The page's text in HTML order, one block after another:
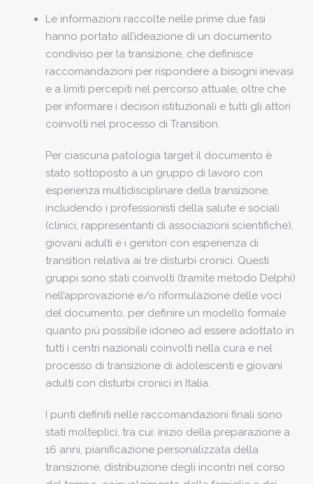
Le informazioni raccolte nelle prime due fasi
hanno portato all’ideazione di un documento
condiviso per la transizione, che definisce
raccomandazioni per rispondere a bisogni inevasi
e a limiti percepiti nel percorso attuale, oltre che
per informare i decisori istituzionali e tutti gli attori
coinvolti nel processo di Transition.
Per ciascuna patologia target il documento è
stato sottoposto a un gruppo di lavoro con
esperienza multidisciplinare della transizione,
includendo i professionisti della salute e sociali
(clinici, rappresentanti di associazioni scientifiche),
giovani adulti e i genitori con esperienza di
transition relativa ai tre disturbi cronici. Questi
gruppi sono stati coinvolti (tramite metodo Delphi)
nell’approvazione e/o riformulazione delle voci
del documento, per definire un modello formale
quanto più possibile idoneo ad essere adottato in
tutti i centri nazionali coinvolti nella cura e nel
processo di transizione di adolescenti e giovani
adulti con disturbi cronici in Italia.
I punti definiti nelle raccomandazioni finali sono
stati molteplici, tra cui: inizio della preparazione a
16 anni, pianificazione personalizzata della
transizione, distribuzione degli incontri nel corso